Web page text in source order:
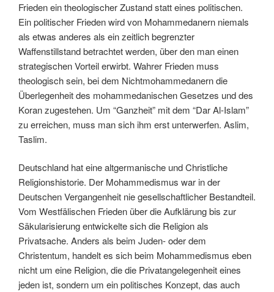
Frieden ein theologischer Zustand statt eines politischen.
Ein politischer Frieden wird von Mohammedanern niemals
als etwas anderes als ein zeitlich begrenzter
Waffenstillstand betrachtet werden, über den man einen
strategischen Vorteil erwirbt. Wahrer Frieden muss
theologisch sein, bei dem Nichtmohammedanern die
Überlegenheit des mohammedanischen Gesetzes und des
Koran zugestehen. Um “Ganzheit” mit dem “Dar Al-Islam”
zu erreichen, muss man sich ihm erst unterwerfen. Aslim,
Taslim.
Deutschland hat eine altgermanische und Christliche
Religionshistorie. Der Mohammedismus war in der
Deutschen Vergangenheit nie gesellschaftlicher Bestandteil.
Vom Westfälischen Frieden über die Aufklärung bis zur
Säkularisierung entwickelte sich die Religion als
Privatsache. Anders als beim Juden- oder dem
Christentum, handelt es sich beim Mohammedismus eben
nicht um eine Religion, die die Privatangelegenheit eines
jeden ist, sondern um ein politisches Konzept, das auch